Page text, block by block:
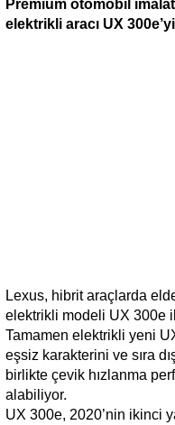
Premium otomobil
elektrikli aracı UX
Lexus, hibrit araçlarda
elektrikli modeli UX 300e
Tamamen elektrikli yeni
eşsiz karakterini ve sıra
birlikte çevik hızlanma
alabiliyor.
UX 300e, 2020’nin ikinci